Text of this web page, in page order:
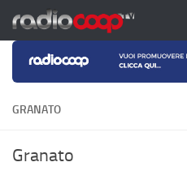
Salta al contenuto
GRANATO
Granato